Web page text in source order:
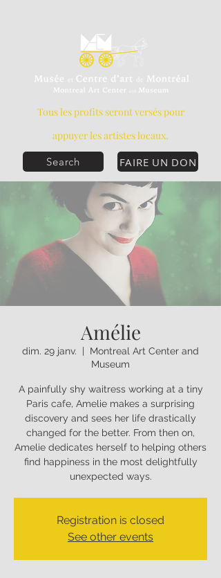
FAIRE UN DON
Tous les profits seront versés pour
appuyer les artistes locaux.
Search
Amélie
dim. 29 janv.
Montreal Art Center and
Museum
A painfully shy waitress working at a tiny
Paris cafe, Amelie makes a surprising
discovery and sees her life drastically
changed for the better. From then on,
Amelie dedicates herself to helping others
find happiness in the most delightfully
unexpected ways.
Registration is closed
See other events